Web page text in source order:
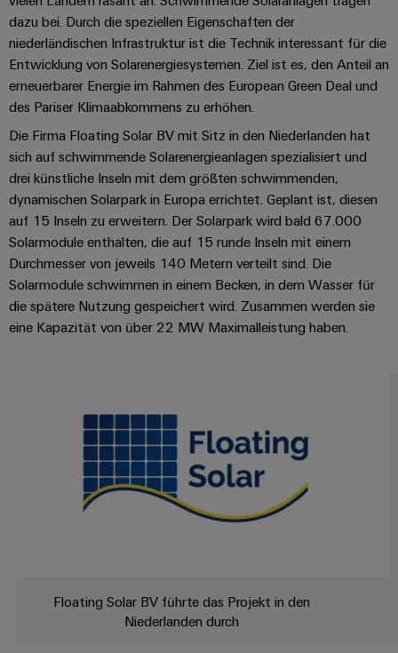
und
-
verteilung
Stabilität
und
Sicherheit
für
moderne
Energienetze
Gebäudeinfrastruktur
Lösungen
für
spezifischen
Anforderungen
in
der
Verbindungslösungen
für
Geräte
Konventionelle
Energieerzeugung
Maschinenbau
und
Feldebene
Feldverdrahtung
Cabinet
Building
Smart
Metering
Weidmüller
Configurator
Workplace
Systeme
und
Lösungen
Dezentrale
&
Migrationslösungen
Serviceschnittstellen
Verteilerboxen
Elektronik
Koppelrelais
&
Halbleiterrelais
Trennverstärker
und
Elektronikgehäuse
Blitz-
und
Überspannungsschutz
Feldbusverteiler
Connectivity
Consulting
Digitales
Engineering
Weidmüller
Configurator
PCB
Connector
Services
Akkreditiertes
Labor
Support
Umweltbezogene
Produktkonformität
Produktkataloge
Messen
Newsletter
Anmeldung
Kundenservice
Webshop
Preisliste
Kataloganforderung
Weidmüller
Welt
Orange
Mag
|
Kundenmagazin
Länder
Management
Informationen
und
Zertifikate
Fachpressemeldungen
Pressekontakt
IIoT
Stellen
für
Studierende
Für
Schülerinnen
und
Schüler
Ausbildung
Duales
Studium
Schülerpraktika
Offene
Ausbildungs-
und
Studienplätze
Aktuelle
Termine
dazu bei. Durch die speziellen Eigenschaften der
niederländischen Infrastruktur ist die Technik interessant für die
Entwicklung von Solarenergiesystemen. Ziel ist es, den Anteil an
erneuerbarer Energie im Rahmen des European Green Deal und
des Pariser Klimaabkommens zu erhöhen.
Die Firma Floating Solar BV mit Sitz in den Niederlanden hat
sich auf schwimmende Solarenergieanlagen spezialisiert und
drei künstliche Inseln mit dem größten schwimmenden,
dynamischen Solarpark in Europa errichtet. Geplant ist, diesen
auf 15 Inseln zu erweitern. Der Solarpark wird bald 67.000
Solarmodule enthalten, die auf 15 runde Inseln mit einem
Durchmesser von jeweils 140 Metern verteilt sind. Die
Solarmodule schwimmen in einem Becken, in dem Wasser für
die spätere Nutzung gespeichert wird. Zusammen werden sie
eine Kapazität von über 22 MW Maximalleistung haben.
Floating Solar BV führte das Projekt in den
Niederlanden durch